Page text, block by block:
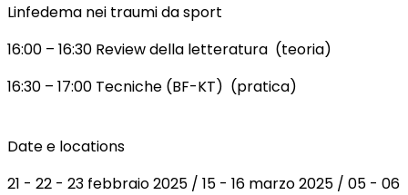
Linfedema nei traumi da sport
16:00 – 16:30 Review della letteratura (teoria)
16:30 – 17:00 Tecniche (BF-KT) (pratica)
Date e locations
21 - 22 - 23 febbraio 2025 / 15 - 16 marzo 2025 / 05 - 06